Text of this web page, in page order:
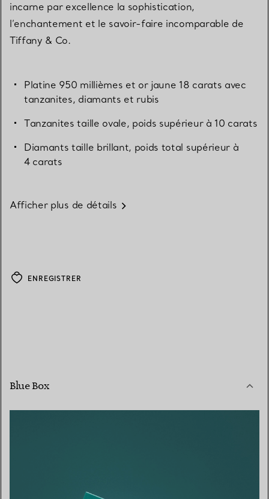
incarne par excellence la sophistication,
l’enchantement et le savoir-faire incomparable de
Tiffany & Co.
Platine 950 millièmes et or jaune 18 carats avec
tanzanites, diamants et rubis
Tanzanites taille ovale, poids supérieur à 10 carats
Diamants taille brillant, poids total supérieur à
4 carats
Afficher plus de détails
ENREGISTRER
Blue Box